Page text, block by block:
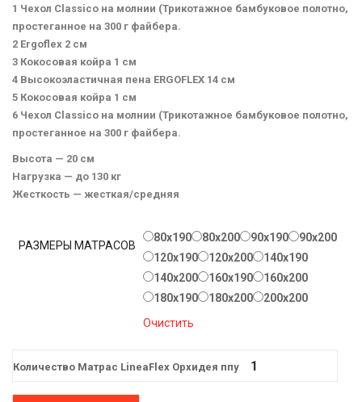
1 Чехол Classico на молнии (Трикотажное бамбуковое полотно,
простеганное на 300 г файбера.
2 Ergoflex 2 см
3 Кокосовая койра 1 см
4 Высокоэластичная пена ERGOFLEX 14 см
5 Кокосовая койра 1 см
6 Чехол Classico на молнии (Трикотажное бамбуковое полотно,
простеганное на 300 г файбера.
Высота — 20 см
Нагрузка — до 130 кг
Жесткость — жесткая/средняя
РАЗМЕРЫ МАТРАСОВ
80x190 80x200 90x190
90x200
120x190
120x200
140x190
140x200
160x190
160x200
180x190
180x200
200х200
Очистить
Количество Матрас LineaFlex Орхидея ппу